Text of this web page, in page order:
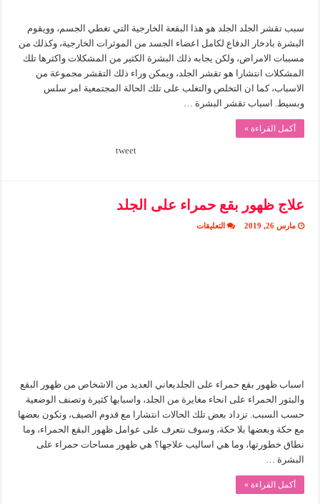
سبب تقشر الجلد الجلد هو هذا البقعة الخارجية التي تغطي الجسم، وويقوم
البشرة بادخار الدفاع لكامل اعضاء الجسد من الموثرات الخارجية، وكذلك من
مسببات الامراض، ولكن يجابه ذلك البشرة الكثير من المشكلات واكثرها تلك
المشكلات انتشارا هو تقشر الجلد، ويمكن وراء ذلك التقشر مجموعة من
الاسباب، كما ان التخلص والتغلب على تلك الحالة المجتمعية امر سلس
وبسيط. اسباب تقشر البشرة …
أكمل القراءة »
tweet
علاج ظهور بقع حمراء على الجلد
مارس 26, 2019 التعليقاتعلى
اسباب ظهور بقع حمراء على الجلديعاني العديد من الاشخاص من ظهور البقع
والبثور الحمراء على انحاء مغايرة من الجلد، واسبابها كثيرة وتصنف الوضعية
حسب السبب. تزداد بعض تلك الحالات انتشارا مع قدوم الصيف، وتكون بعضها
مع حكة وبعضها بلا حكة، وسوف نتعرف على عوامل ظهور البقع الحمراء، وما
نطاق خطورتها، وما هي اساليب علاجها؟ هي ظهور مساحات حمراء على
البشرة …
أكمل القراءة »